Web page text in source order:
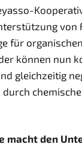
von
für
können nun
gleichzeitig
macht den